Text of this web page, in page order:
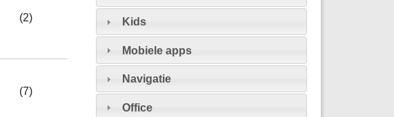
(2)
(7)
Kids
Mobiele apps
Navigatie
Office